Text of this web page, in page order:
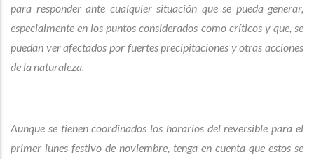
para responder ante cualquier situación que se pueda generar,
especialmente en los puntos considerados como críticos y que, se
puedan ver afectados por fuertes precipitaciones y otras acciones
de la naturaleza.
Aunque se tienen coordinados los horarios del reversible para el
primer lunes festivo de noviembre, tenga en cuenta que estos se